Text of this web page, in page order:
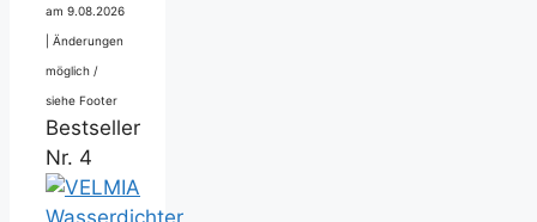
am 9.08.2026
Änderungen
möglich /
siehe Footer
Bestseller
Nr. 4